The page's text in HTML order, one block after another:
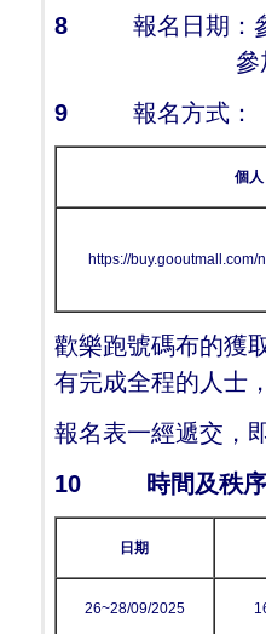
8 報名日期：
參加步行報
9 報名方式：
個人
https://
歡樂跑號碼布的獲
有完成全程的人士
報名表一經遞交，
10
時間及秩
日期
26~28/09/2025